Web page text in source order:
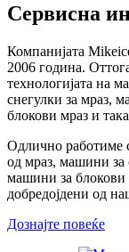
Сервисна
Компанијата
2006 година.
технологијата на
снегулки за мраз,
блокови мраз и
Одлично работиме
од мраз, машини за
машини за блокови
добредојдени од
Дознајте повеќе